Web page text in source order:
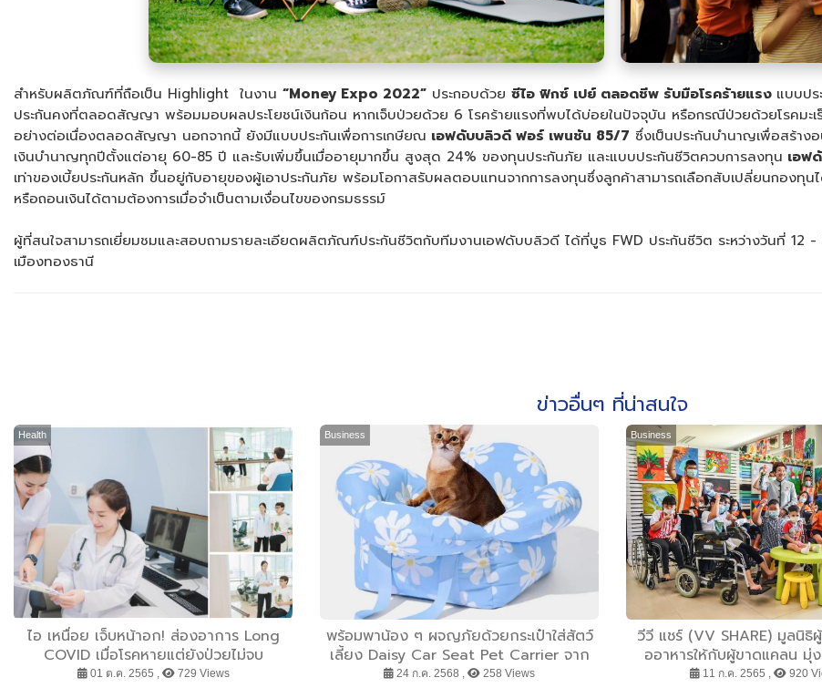
สำหรับผลิตภัณฑ์ที่ถือเป็น Highlight ในงาน “Money Expo 2022” ประกอบด้วย ซีไอ ฟิกซ์ เปย์ ตลอดชีพ รับมือโรคร้ายแรง แบบป
ประกันคงที่ตลอดสัญญา พร้อมมอบผลประโยชน์เงินก้อน หากเจ็บป่วยด้วย 6 โรคร้ายแรงที่พบได้บ่อยในปัจจุบัน หรือกรณีป่วยด้วยโรคมะเ
อย่างต่อเนื่องตลอดสัญญา นอกจากนี้ ยังมีแบบประกันเพื่อการเกษียณ เอฟดับบลิวดี ฟอร์ เพนชัน 85/7 ซึ่งเป็นประกันบำนาญเพื่อสร้า
เงินบำนาญทุกปีตั้งแต่อายุ 60-85 ปี และรับเพิ่มขึ้นเมื่ออายุมากขึ้น สูงสุด 24% ของทุนประกันภัย และแบบประกันชีวิตควบการลงทุน เอฟ
เท่าของเบี้ยประกันหลัก ขึ้นอยู่กับอายุของผู้เอาประกันภัย พร้อมโอกาสรับผลตอบแทนจากการลงทุนซึ่งลูกค้าสามารถเลือกสับเปลี่ยนกองทุน
หรือถอนเงินได้ตามต้องการเมื่อจำเป็นตามเงื่อนไขของกรมธรรม์
ผู้ที่สนใจสามารถเยี่ยมชมและสอบถามรายละเอียดผลิตภัณฑ์ประกันชีวิตกับทีมงานเอฟดับบลิวดี ได้ที่บูธ FWD ประกันชีวิต ระหว่างวันที่
เมืองทองธานี
ข่าวอื่นๆ ที่น่าสนใจ
Health
ไอ เหนื่อย เจ็บหน้าอก! ส่องอาการ Long
COVID เมื่อโรคหายแต่ยังป่วยไม่จบ
01 ต.ค. 2565 , 729 Views
Business
พร้อมพาน้อง ๆ ผจญภัยด้วยกระเป๋าใส่สัตว์
เลี้ยง Daisy Car Seat Pet Carrier จาก
VETRESKA
24 ก.ค. 2568 , 258 Views
Business
วีวี แชร์ (VV SHARE) มูลนิธิ
ออาหารให้กับผู้ขาดแคลน มุ่
ปริมาณขยะด้านอาหารและเพิ่
11 ก.ค. 2565 , 920